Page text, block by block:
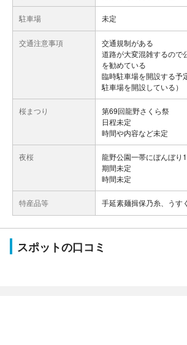
駐車場 未定
交通注意事項
交通規制がある
道路が大変混雑するので
を勧めている
臨時駐車場を開設する予
駐車場を開設している）
桜まつり
第69回龍野さくら祭
日程未定
時間や内容など未定
夜桜
龍野公園一帯にぼんぼり
期間未定
時間未定
特産品等 手延素麺揖保乃糸、うす
スポットの口コミ